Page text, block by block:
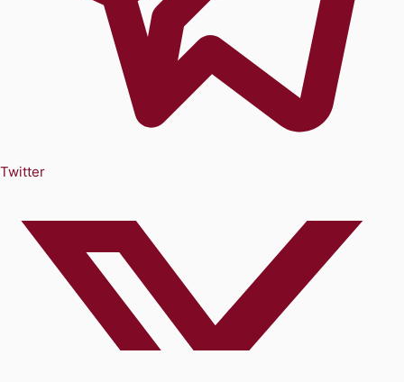
Twitter